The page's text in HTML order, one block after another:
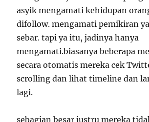
asyik mengamati kehidupan
difollow. mengamati pemikiran
sebar. tapi ya itu, jadinya hanya
mengamati.biasanya beberapa
secara otomatis mereka cek
scrolling dan lihat timeline dan
lagi.
sebagian besar justru mereka